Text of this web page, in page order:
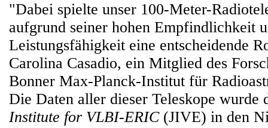
"Dabei spielte unser 100-Meter-
aufgrund seiner hohen Empfindlichkeit
Leistungsfähigkeit eine entscheidende
Carolina Casadio, ein Mitglied des
Bonner Max-Planck-Institut für
Die Daten aller dieser Teleskope wurde
Institute for VLBI-ERIC(JIVE) in den